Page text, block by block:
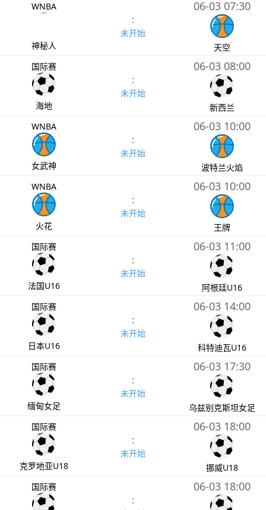
WNBA
神秘人
:
未开始
06-03 07:30
天空
国际赛
海地
:
未开始
06-03 08:00
新西兰
WNBA
女武神
:
未开始
06-03 10:00
波特兰火焰
WNBA
火花
:
未开始
06-03 10:00
王牌
国际赛
法国U16
:
未开始
06-03 11:00
阿根廷U16
国际赛
日本U16
:
未开始
06-03 14:00
科特迪瓦U16
国际赛
缅甸女足
:
未开始
06-03 17:30
乌兹别克斯坦女足
国际赛
克罗地亚U18
:
未开始
06-03 18:00
挪威U18
国际赛
:
06-03 18:00